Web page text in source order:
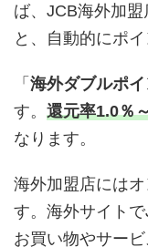
ば、JCB海外加
と、自動的にポ
「 海外ダブルポイ
す。 還元率1.0％
なります。
海外加盟店には
す。海外サイト
お買い物やサー